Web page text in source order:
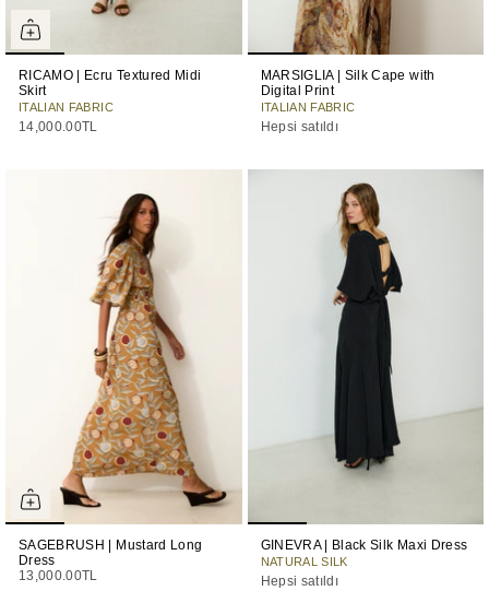
RICAMO | Ecru Textured Midi
Skirt
ITALIAN FABRIC
14,000.00TL
MARSIGLIA | Silk Cape with
Digital Print
ITALIAN FABRIC
Hepsi satıldı
SAGEBRUSH | Mustard Long
Dress
13,000.00TL
GINEVRA | Black Silk Maxi Dress
NATURAL SILK
Hepsi satıldı